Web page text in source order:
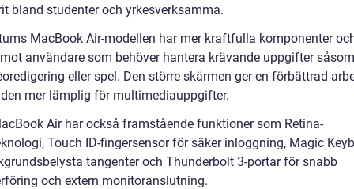
bland studenter och yrkesverksamma.
MacBook Air-modellen har mer kraftfulla komponenter
användare som behöver hantera krävande uppgifter
eller spel. Den större skärmen ger en förbättrad
mer lämplig för multimediauppgifter.
Air har också framstående funktioner som Retina-
Touch ID-fingersensor för säker inloggning, Magic
tangenter och Thunderbolt 3-portar för snabb
och extern monitoranslutning.